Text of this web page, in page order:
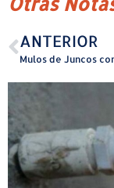
ANTERIOR